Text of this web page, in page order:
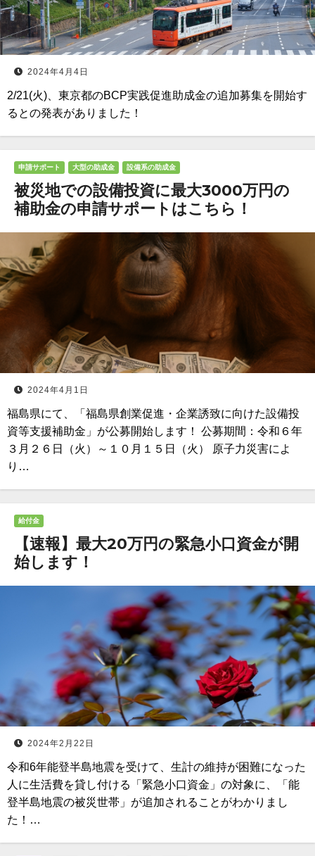
2024年4月4日
2/21(火)、東京都のBCP実践促進助成金の追加募集を開始す
るとの発表がありました！
申請サポート 大型の助成金 設備系の助成金
被災地での設備投資に最大3000万円の
補助金の申請サポートはこちら！
2024年4月1日
福島県にて、「福島県創業促進・企業誘致に向けた設備投
資等支援補助金」が公募開始します！ 公募期間：令和６年
３月２６日（火）～１０月１５日（火） 原子力災害によ
り…
給付金
【速報】最大20万円の緊急小口資金が開
始します！
2024年2月22日
令和6年能登半島地震を受けて、生計の維持が困難になった
人に生活費を貸し付ける「緊急小口資金」の対象に、「能
登半島地震の被災世帯」が追加されることがわかりまし
た！…